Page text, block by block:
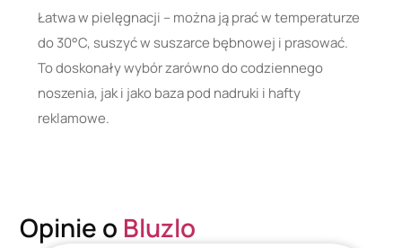
Łatwa w pielęgnacji – można ją prać w temperaturze
do 30°C, suszyć w suszarce bębnowej i prasować.
To doskonały wybór zarówno do codziennego
noszenia, jak i jako baza pod nadruki i hafty
reklamowe.
Opinie o Bluzlo